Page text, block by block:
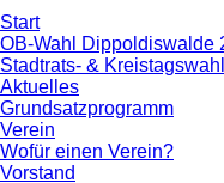
Konservative Mitte
Aus Erfahrung in die
Start
OB-Wahl Dippoldiswalde
Stadtrats- &
Aktuelles
Grundsatzprogramm
Verein
Wofür einen Verein?
Vorstand